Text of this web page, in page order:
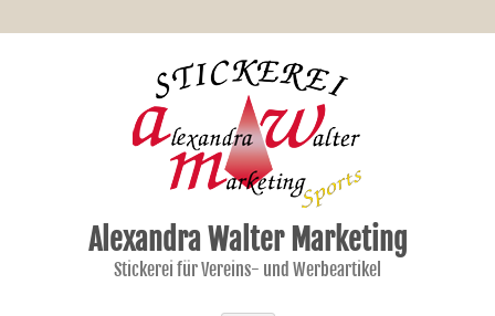
Alexandra Walter Marketing
Stickerei für Vereins- und Werbeartikel